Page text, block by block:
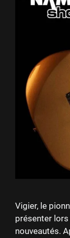
Vigier, le
présenter
nouveautés.